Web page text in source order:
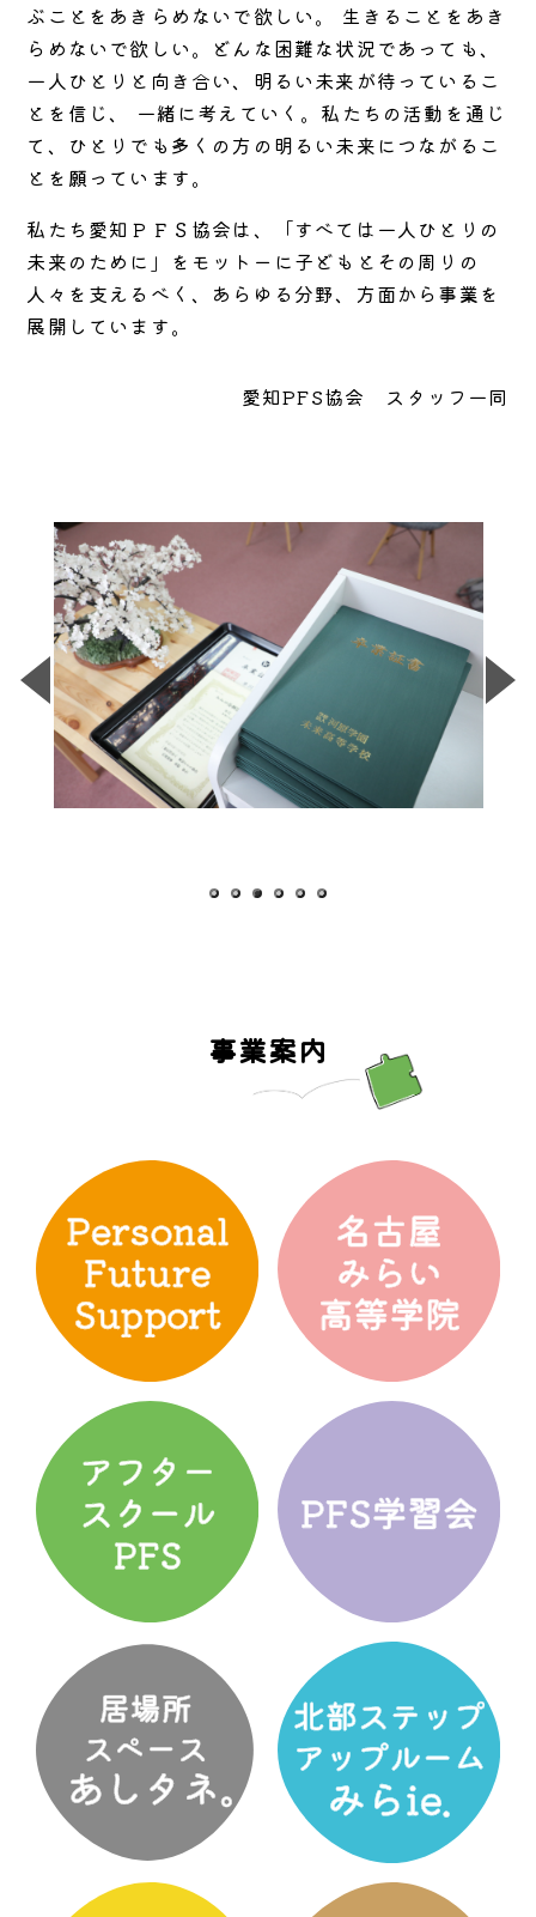
ぶことをあきらめないで欲しい。 生きることをあき
らめないで欲しい。どんな困難な状況であっても、
一人ひとりと向き合い、明るい未来が待っているこ
とを信じ、 一緒に考えていく。私たちの活動を通じ
て、ひとりでも多くの方の明るい未来につながるこ
とを願っています。
私たち愛知ＰＦＳ協会は、「すべては一人ひとりの
未来のために」をモットーに子どもとその周りの
人々を支えるべく、あらゆる分野、方面から事業を
展開しています。
愛知PFS協会 スタッフ一同
1 2 3 4 5 6
事業案内